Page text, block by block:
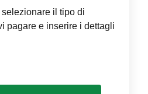
il tipo di
pagare e inserire i dettagli